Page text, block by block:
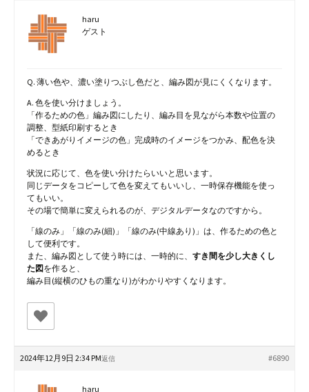
haru
ゲスト
Q. 薄い色や、濃い塗りつぶし色だと、編み図が見にくくなります。
A. 色を使い分けましょう。
「作るための色」編み図にしたり、編み目を見ながら本数や位置の
調整、型紙印刷するとき
「できあがりイメージの色」完成時のイメージをつかみ、配色を決
めるとき
状況に応じて、色を使い分けたらいいと思います。
同じデータをコピーして色を変えてもいいし、一時保存機能を使っ
てもいい。
その場で簡単に変えられるのが、デジタルデータなのですから。
「線のみ」「線のみ(細)」「線のみ(中線あり)」は、作るための色と
して便利です。
また、編み図として使う時には、一時的に、 すき間を少し大きくし
た図を作ると、
編み目(縦横のひもの重なり)がわかりやすくなります。
2024年12月9日 2:34 PM #6890
返信
haru